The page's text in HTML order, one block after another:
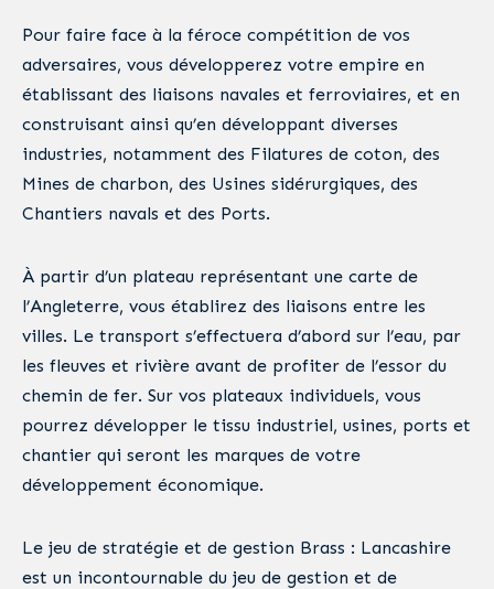
Pour faire face à la féroce compétition de vos
adversaires, vous développerez votre empire en
établissant des liaisons navales et ferroviaires, et en
construisant ainsi qu’en développant diverses
industries, notamment des Filatures de coton, des
Mines de charbon, des Usines sidérurgiques, des
Chantiers navals et des Ports.
À partir d’un plateau représentant une carte de
l’Angleterre, vous établirez des liaisons entre les
villes. Le transport s’effectuera d’abord sur l’eau, par
les fleuves et rivière avant de profiter de l’essor du
chemin de fer. Sur vos plateaux individuels, vous
pourrez développer le tissu industriel, usines, ports et
chantier qui seront les marques de votre
développement économique.
Le jeu de stratégie et de gestion Brass : Lancashire
est un incontournable du jeu de gestion et de